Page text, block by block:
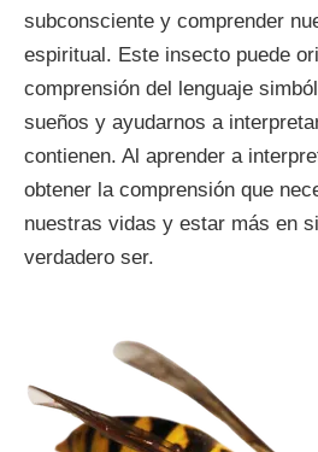
subconsciente y comprender
espiritual. Este insecto puede
comprensión del lenguaje
sueños y ayudarnos a
contienen. Al aprender a
obtener la comprensión que
nuestras vidas y estar más en
verdadero ser.